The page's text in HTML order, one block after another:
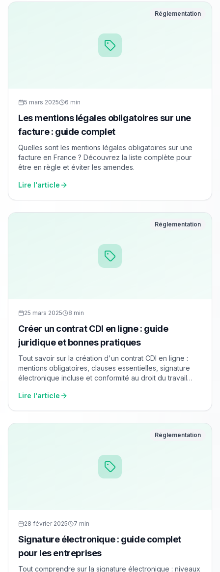
Réglementation
5 mars 2025 6 min
Les mentions légales obligatoires sur une
facture : guide complet
Quelles sont les mentions légales obligatoires sur une
facture en France ? Découvrez la liste complète pour
être en règle et éviter les amendes.
Lire l'article
Réglementation
25 mars 2025 8 min
Créer un contrat CDI en ligne : guide
juridique et bonnes pratiques
Tout savoir sur la création d'un contrat CDI en ligne :
mentions obligatoires, clauses essentielles, signature
électronique incluse et conformité au droit du travail
Lire l'article
Réglementation
28 février 2025 7 min
Signature électronique : guide complet
pour les entreprises
Tout comprendre sur la signature électronique : niveaux